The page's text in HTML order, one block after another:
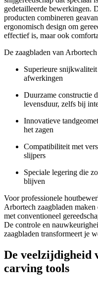
gedetailleerde bewerkingen.
producten combineren
ergonomisch design om
effectief is, maar ook
De zaagbladen van
Superieure
afwerkingen
Duurzame constructie
levensduur, zelfs bij
Innovatieve
het zagen
Compatibiliteit met
slijpers
Speciale legering die
blijven
Voor professionele
Arbortech zaagbladen
met conventioneel
De controle en
zaagbladen transformeert je
De veelzijdigheid
carving tools